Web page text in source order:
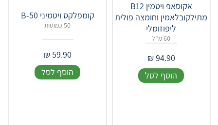
אקוסאפ ויטמין B12
מתילקובלאמין וחומצה פולית
ליפוזומלי
60 מ"ל
94.90
₪
הוסף לסל
קומפלקס ויטמיני B-50
50 כמוסות
59.90
₪
הוסף לסל